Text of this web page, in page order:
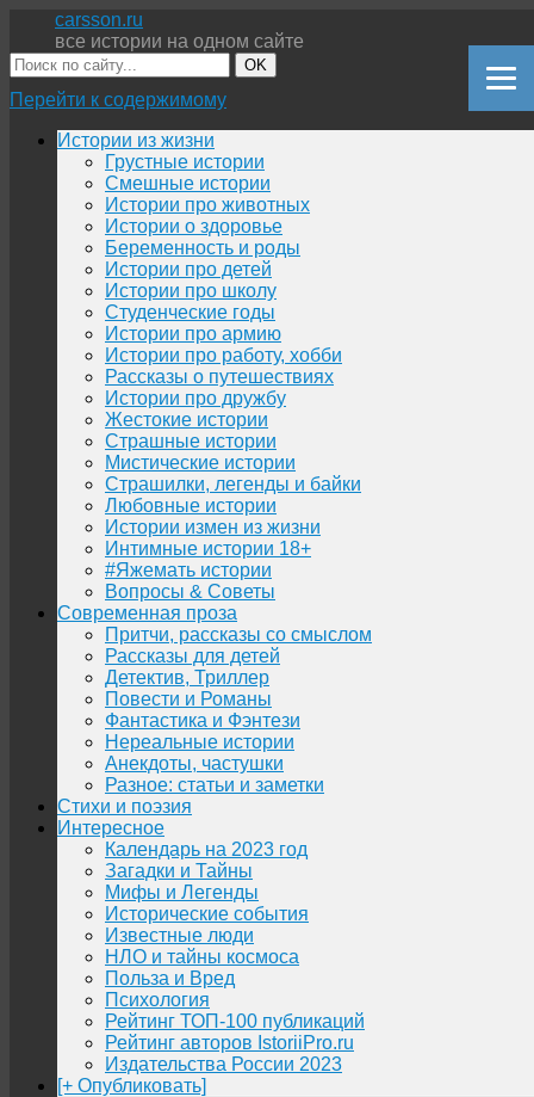
carsson.ru
все истории на одном сайте
OK
Перейти к содержимому
Истории из жизни
Грустные истории
Смешные истории
Истории про животных
Истории о здоровье
Беременность и роды
Истории про детей
Истории про школу
Студенческие годы
Истории про армию
Истории про работу, хобби
Рассказы о путешествиях
Истории про дружбу
Жестокие истории
Страшные истории
Мистические истории
Страшилки, легенды и байки
Любовные истории
Истории измен из жизни
Интимные истории 18+
#Яжемать истории
Вопросы & Советы
Современная проза
Притчи, рассказы со смыслом
Рассказы для детей
Детектив, Триллер
Повести и Романы
Фантастика и Фэнтези
Нереальные истории
Анекдоты, частушки
Разное: статьи и заметки
Стихи и поэзия
Интересное
Календарь на 2023 год
Загадки и Тайны
Мифы и Легенды
Исторические события
Известные люди
НЛО и тайны космоса
Польза и Вред
Психология
Рейтинг ТОП-100 публикаций
Рейтинг авторов IstoriiPro.ru
Издательства России 2023
[+ Опубликовать]